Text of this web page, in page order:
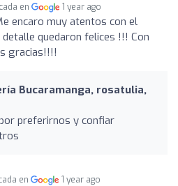
en 1 year ago
encaro muy atentos con el
quedaron felices !!! Con
gracias!!!!
Bucaramanga, rosatulia,
preferirnos y confiar
en 1 year ago